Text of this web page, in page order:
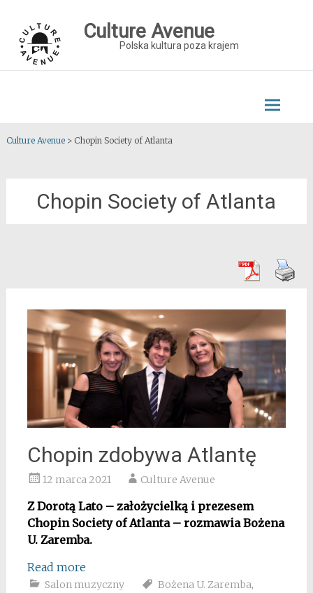
content
Culture Avenue
Polska kultura poza krajem
Culture Avenue> Chopin Society of Atlanta
Chopin Society of Atlanta
Chopin zdobywa Atlantę
12 marca 2021 Culture Avenue
Z Dorotą Lato – założycielką i prezesem
Chopin Society of Atlanta – rozmawia Bożena
U. Zaremba.
Read more
Salon muzyczny Bożena U. Zaremba,